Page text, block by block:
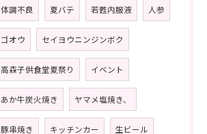
体調不良 夏バテ 若甦内服液 人参
ゴオウ セイヨウニンジンボク
高森子供食堂夏祭り イベント
あか牛炭火焼き ヤマメ塩焼き、
豚串焼き キッチンカー 生ビール